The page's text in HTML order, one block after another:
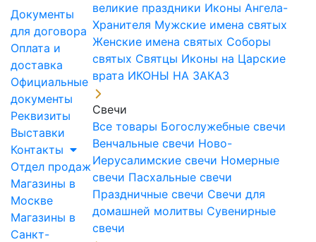
Документы
для договора
Оплата и
доставка
Официальные
документы
Реквизиты
Выставки
Контакты
Отдел продаж
Магазины в
Москве
Магазины в
Санкт-
великие праздники Иконы Ангела-
Хранителя Мужские имена святых
Женские имена святых Соборы
святых Святцы Иконы на Царские
врата ИКОНЫ НА ЗАКАЗ
Свечи
Все товары Богослужебные свечи
Венчальные свечи Ново-
Иерусалимские свечи Номерные
свечи Пасхальные свечи
Праздничные свечи Свечи для
домашней молитвы Сувенирные
свечи